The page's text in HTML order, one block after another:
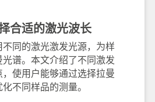
合适的激光波长
同的激光激发光源，为样
谱。本文介绍了不同激发
使用户能够通过选择拉曼
不同样品的测量。